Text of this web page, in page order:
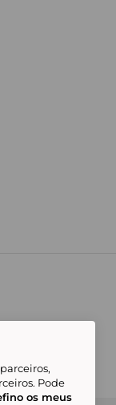
Pode
os meus